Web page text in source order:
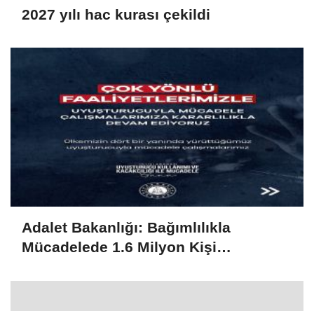
2027 yılı hac kurası çekildi
Adalet Bakanlığı: Bağımlılıkla
Mücadelede 1.6 Milyon Kişi